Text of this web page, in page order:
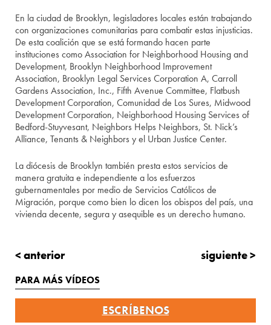
En la ciudad de Brooklyn, legisladores locales están trabajando
con organizaciones comunitarias para combatir estas injusticias.
De esta coalición que se está formando hacen parte
instituciones como Association for Neighborhood Housing and
Development, Brooklyn Neighborhood Improvement
Association, Brooklyn Legal Services Corporation A, Carroll
Gardens Association, Inc., Fifth Avenue Committee, Flatbush
Development Corporation, Comunidad de Los Sures, Midwood
Development Corporation, Neighborhood Housing Services of
Bedford-Stuyvesant, Neighbors Helps Neighbors, St. Nick’s
Alliance, Tenants & Neighbors y el Urban Justice Center.
La diócesis de Brooklyn también presta estos servicios de
manera gratuita e independiente a los esfuerzos
gubernamentales por medio de Servicios Católicos de
Migración, porque como bien lo dicen los obispos del país, una
vivienda decente, segura y asequible es un derecho humano.
< anterior siguiente >
PARA MÁS VÍDEOS
ESCRÍBENOS